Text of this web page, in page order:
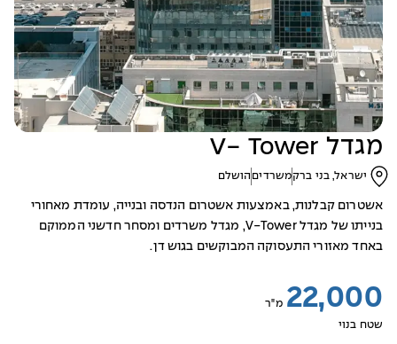
מגדל V- Tower
ישראל, בני ברקמשרדים הושלם
אשטרום קבלנות, באמצעות אשטרום הנדסה ובנייה, עומדת מאחורי
בנייתו של מגדל V-Tower, מגדל משרדים ומסחר חדשני הממוקם
באחד מאזורי התעסוקה המבוקשים בגוש דן.
22,000 מ"ר
שטח בנוי